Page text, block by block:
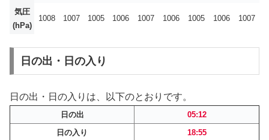
気圧
(hPa)
1008 1007 1005 1006 1007 1006 1005 1006 1007
日の出・日の入り
日の出・日の入りは、以下のとおりです。
日の出
05:12
日の入り
18:55